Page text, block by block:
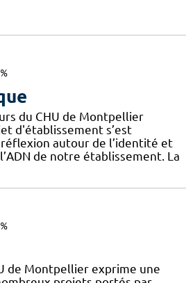
du CHU de Montpellier
d'établissement s’est
réflexion autour de l’identité et
de notre établissement. La
de Montpellier exprime une